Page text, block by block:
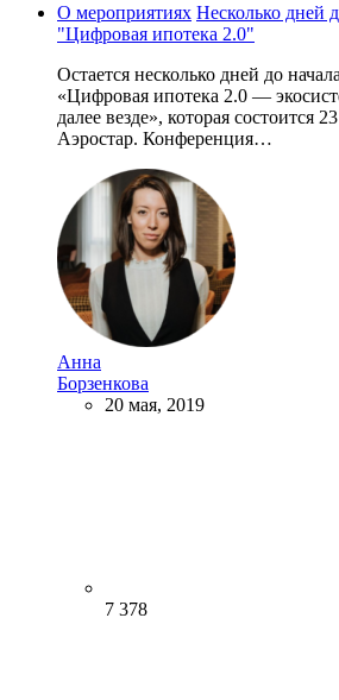
О мероприятиях Несколько дней
"Цифровая ипотека 2.0"
Остается несколько дней до
«Цифровая ипотека 2.0 —
далее везде», которая состоится
Аэростар. Конференция…
Анна
Борзенкова
20 мая, 2019
7 378